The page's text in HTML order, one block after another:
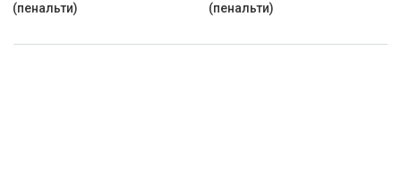
(пенальти)
(пенальти)